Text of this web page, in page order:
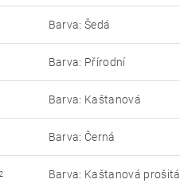
Barva: Šedá
Barva: Přírodní
Barva: Kaštanová
Barva: Černá
Barva: Kaštanová prošitá